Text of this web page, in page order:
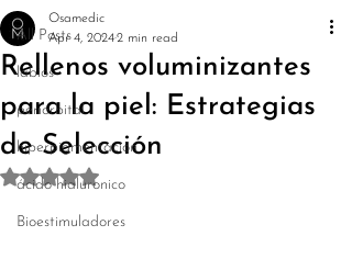
All Posts
labios
periorbital
hiperpigmentación
ácido hialuronico
Bioestimuladores
Rellenos voluminizantes
para la piel: Estrategias
de Selección
Osamedic
Apr 4, 20242 min read
Rated NaN out of 5 stars.